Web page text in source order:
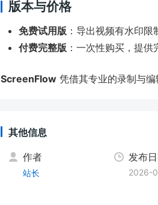
版本与价格
免费试用版 ：导出视频有水印限
付费完整版 ：一次性购买，提供
ScreenFlow 凭借其专业的录制与
其他信息
作者
站长
发布
2026-